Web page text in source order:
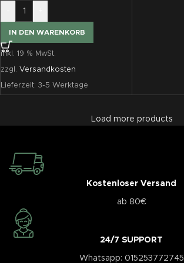
IN DEN WARENKORB
inkl. 19 % MwSt.
zzgl. Versandkosten
Lieferzeit: 3-5 Werktage
Load more products
Kostenloser Versand
ab 80€
24/7 SUPPORT
Whatsapp: 015253772745